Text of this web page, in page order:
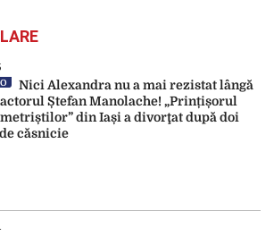
Nici Alexandra nu a mai rezistat lângă
Ștefan Manolache! „Prințișorul
din Iași a divorţat după doi
căsnicie